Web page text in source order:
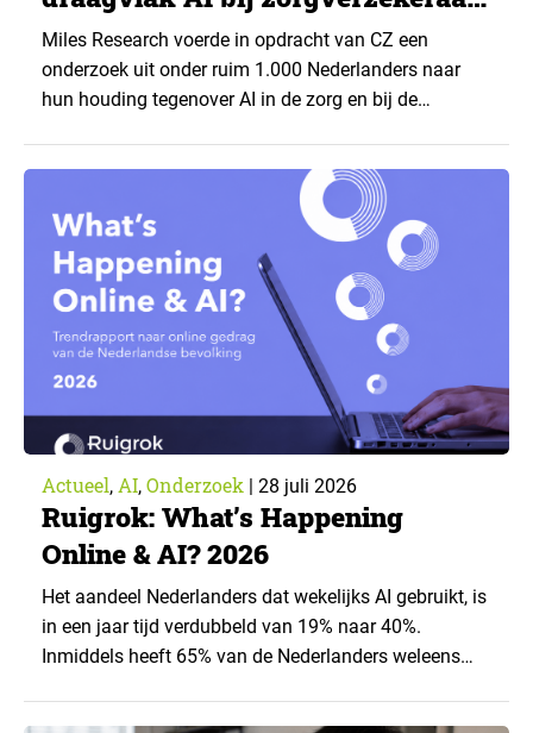
CZ
Miles Research voerde in opdracht van CZ een
onderzoek uit onder ruim 1.000 Nederlanders naar
hun houding tegenover AI in de zorg en bij de
toepassingen, en waar trekken zij een grens? Dit
artikel is aangeleverd door kennispartner Miles
Research. ▼ De uitkomsten zijn…
Actueel, AI, Onderzoek | 28 juli 2026
Ruigrok: What’s Happening
Online & AI? 2026
Het aandeel Nederlanders dat wekelijks AI gebruikt, is
in een jaar tijd verdubbeld van 19% naar 40%.
Inmiddels heeft 65% van de Nederlanders weleens